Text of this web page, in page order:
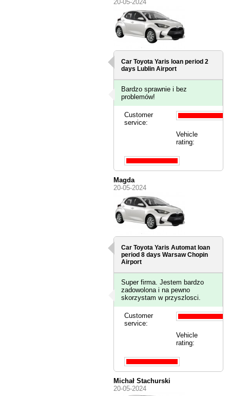
20-05-2024
Car Toyota Yaris loan period 2
days Lublin Airport
Bardzo sprawnie i bez
problemów!
Customer
service:
Vehicle
rating:
Magda
20-05-2024
Car Toyota Yaris Automat loan
period 8 daysWarsaw Chopin
Airport
Super firma. Jestem bardzo
zadowolona i na pewno
skorzystam w przyszlosci.
Customer
service:
Vehicle
rating:
Michał Stachurski
20-05-2024